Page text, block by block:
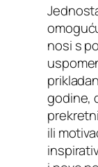
nosi s
godine,
ili